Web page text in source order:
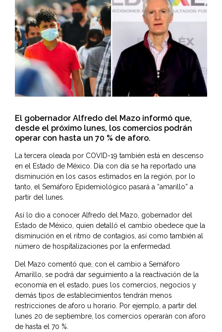
El gobernador Alfredo del Mazo informó que,
desde el próximo lunes, los comercios podrán
operar con hasta un 70 % de aforo.
La tercera oleada por COVID-19 también está en descenso
en el Estado de México. Día con día se ha reportado una
disminución en los casos estimados en la región, por lo
tanto, el Semáforo Epidemiológico pasará a “amarillo” a
partir del lunes.
Así lo dio a conocer Alfredo del Mazo, gobernador del
Estado de México, quien detalló el cambio obedece que la
disminución en el ritmo de contagios, así como también al
número de hospitalizaciones por la enfermedad.
Del Mazo comentó que, con el cambio a Semáforo
Amarillo, se podrá dar seguimiento a la reactivación de la
economía en el estado, pues los comercios, negocios y
demás tipos de establecimientos tendrán menos
restricciones de aforo u horario. Por ejemplo, a partir del
lunes 20 de septiembre, los comercios operarán con aforo
de hasta el 70 %.